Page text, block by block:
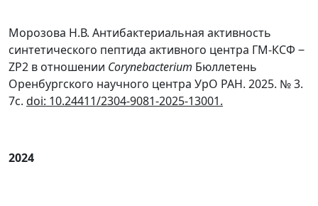
Морозова Н.В. Антибактериальная активность
синтетического пептида активного центра ГМ-КСФ ‒
ZP2 в отношении Corynebacterium Бюллетень
Оренбургского научного центра УрО РАН. 2025. № 3.
7с. doi: 10.24411/2304-9081-2025-13001.
2024